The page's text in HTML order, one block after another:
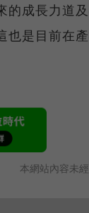
的成長力道
是目前在
本網站內容未